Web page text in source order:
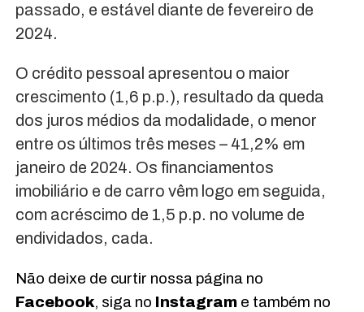
passado, e estável diante de fevereiro de
2024.
O crédito pessoal apresentou o maior
crescimento (1,6 p.p.), resultado da queda
dos juros médios da modalidade, o menor
entre os últimos três meses – 41,2% em
janeiro de 2024. Os financiamentos
imobiliário e de carro vêm logo em seguida,
com acréscimo de 1,5 p.p. no volume de
endividados, cada.
Não deixe de curtir nossa página no
Facebook, siga no Instagrame também no